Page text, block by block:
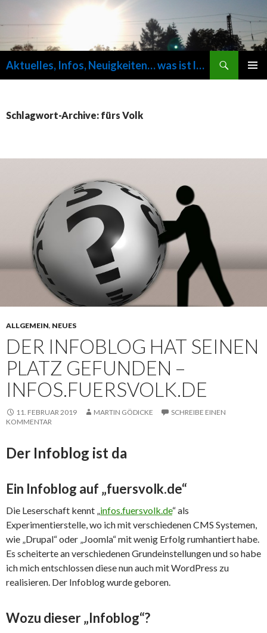
Aktuelles, Infos, Neuigkeiten… was ist los auf fuersvolk.de ?
Schlagwort-Archive: fürs Volk
ALLGEMEIN, NEUES
DER INFOBLOG HAT SEINEN
PLATZ GEFUNDEN –
INFOS.FUERSVOLK.DE
11. FEBRUAR 2019 MARTIN GÖDICKE
SCHREIBE EINEN
KOMMENTAR
Der Infoblog ist da
Ein Infoblog auf „fuersvolk.de“
Die Leserschaft kennt „infos.fuersvolk.de“ als
Experimentierstelle, wo ich mit verschiedenen CMS Systemen,
wie „Drupal“ oder „Joomla“ mit wenig Erfolg rumhantiert habe.
Es scheiterte an verschiedenen Grundeinstellungen und so habe
ich mich entschlossen diese nun auch mit WordPress zu
realisieren. Der Infoblog wurde geboren.
Wozu dieser „Infoblog“?